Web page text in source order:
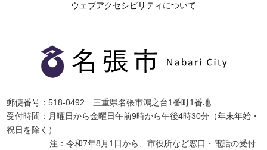
ウェブアクセシビリティについて
郵便番号：518-0492 三重県名張市鴻之台1番町1番地
受付時間：月曜日から金曜日午前9時から午後4時30分（年末年始・
祝日を除く）
注：令和7年8月1日から、市役所など窓口・電話の受付